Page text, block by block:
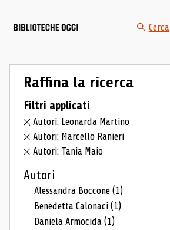
Cerca
Raffina la ricerca
Filtri applicati
Autori: Leonarda Martino
Autori: Marcello Ranieri
Autori: Tania Maio
Autori
Alessandra Boccone(1)
Benedetta Calonaci(1)
Daniela Armocida(1)